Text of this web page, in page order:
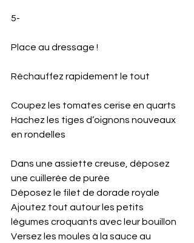
5-
Place au dressage !
Réchauffez rapidement le tout
Coupez les tomates cerise en quarts
Hachez les tiges d’oignons nouveaux
en rondelles
Dans une assiette creuse, déposez
une cuillerée de purée
Déposez le filet de dorade royale
Ajoutez tout autour les petits
légumes croquants avec leur bouillon
Versez les moules à la sauce au